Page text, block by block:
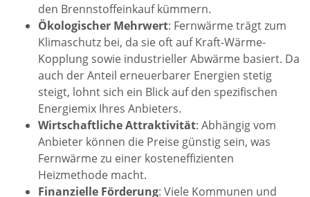
den Brennstoffeinkauf kümmern.
Ökologischer Mehrwert: Fernwärme trägt zum
Klimaschutz bei, da sie oft auf Kraft-Wärme-
Kopplung sowie industrieller Abwärme basiert. Da
auch der Anteil erneuerbarer Energien stetig
steigt, lohnt sich ein Blick auf den spezifischen
Energiemix Ihres Anbieters.
Wirtschaftliche Attraktivität: Abhängig vom
Anbieter können die Preise günstig sein, was
Fernwärme zu einer kosteneffizienten
Heizmethode macht.
Finanzielle Förderung: Viele Kommunen und